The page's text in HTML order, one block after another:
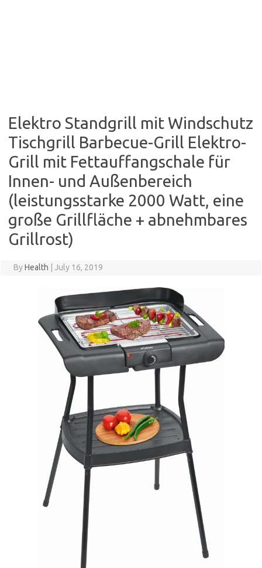
Elektro Standgrill mit Windschutz
Tischgrill Barbecue-Grill Elektro-
Grill mit Fettauffangschale für
Innen- und Außenbereich
(leistungsstarke 2000 Watt, eine
große Grillfläche + abnehmbares
Grillrost)
ByHealth July 16, 2019